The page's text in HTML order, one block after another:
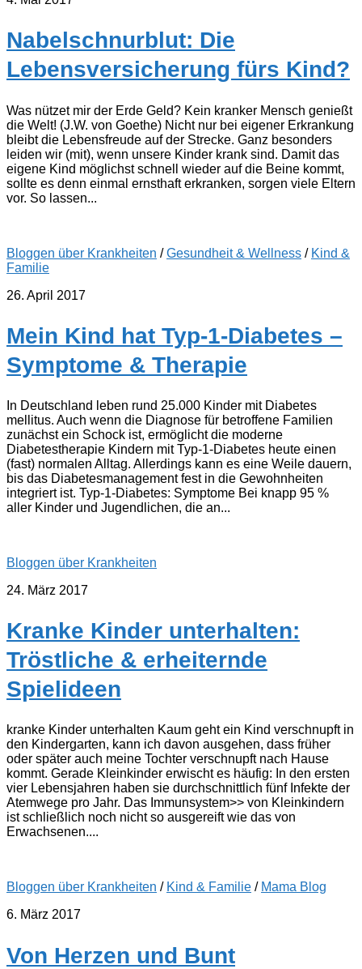
Nabelschnurblut: Die
Lebensversicherung fürs Kind?
Was nützet mir der Erde Geld? Kein kranker Mensch genießt
die Welt! (J.W. von Goethe) Nicht nur bei eigener Erkrankung
bleibt die Lebensfreude auf der Strecke. Ganz besonders
leiden wir (mit), wenn unsere Kinder krank sind. Damit das
eigene Kind möglichst schnell wieder auf die Beine kommt,
sollte es denn einmal ernsthaft erkranken, sorgen viele Eltern
vor. So lassen...
Bloggen über Krankheiten /Gesundheit & Wellness / Kind &
Familie
26. April 2017
Mein Kind hat Typ-1-Diabetes –
Symptome & Therapie
In Deutschland leben rund 25.000 Kinder mit Diabetes
mellitus. Auch wenn die Diagnose für betroffene Familien
zunächst ein Schock ist, ermöglicht die moderne
Diabetestherapie Kindern mit Typ-1-Diabetes heute einen
(fast) normalen Alltag. Allerdings kann es eine Weile dauern,
bis das Diabetesmanagement fest in die Gewohnheiten
integriert ist. Typ-1-Diabetes: Symptome Bei knapp 95 %
aller Kinder und Jugendlichen, die an...
Bloggen über Krankheiten
24. März 2017
Kranke Kinder unterhalten:
Tröstliche & erheiternde
Spielideen
kranke Kinder unterhalten Kaum geht ein Kind verschnupft in
den Kindergarten, kann ich davon ausgehen, dass früher
oder später auch meine Tochter verschnupft nach Hause
kommt. Gerade Kleinkinder erwischt es häufig: In den ersten
vier Lebensjahren haben sie durchschnittlich fünf Infekte der
Atemwege pro Jahr. Das Immunsystem>> von Kleinkindern
ist schließlich noch nicht so ausgereift wie das von
Erwachsenen....
Bloggen über Krankheiten / Kind & Familie / Mama Blog
6. März 2017
Von Herzen und Bunt